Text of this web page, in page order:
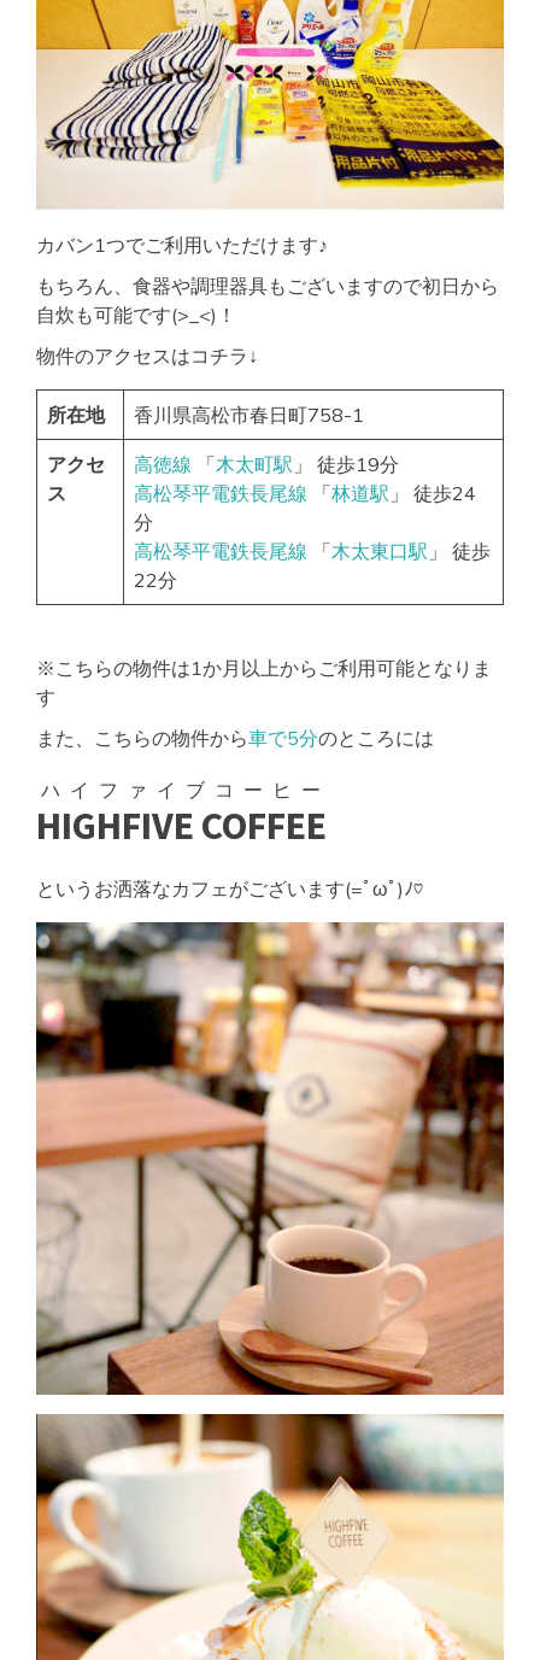
カバン1つでご利用いただけます♪
もちろん、食器や調理器具もございますので初日から
自炊も可能です(>_<)！
物件のアクセスはコチラ↓
所在地 香川県高松市春日町758-1
アクセ
ス
高徳線 「木太町駅 」 徒歩19分
高松琴平電鉄長尾線 「林道駅 」 徒歩24
分
高松琴平電鉄長尾線 「木太東口駅 」 徒歩
22分
※こちらの物件は1か月以上からご利用可能となりま
す
また、こちらの物件から車で5分のところには
HIGHFIVE COFFEE
ハイファイブコーヒー
というお洒落なカフェがございます(=ﾟωﾟ)ﾉ♡